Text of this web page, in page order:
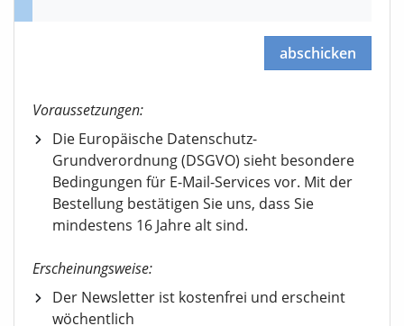
abschicken
Voraussetzungen:
Die Europäische Datenschutz-
Grundverordnung (DSGVO) sieht besondere
Bedingungen für E-Mail-Services vor. Mit der
Bestellung bestätigen Sie uns, dass Sie
mindestens 16 Jahre alt sind.
Erscheinungsweise:
Der Newsletter ist kostenfrei und erscheint
wöchentlich